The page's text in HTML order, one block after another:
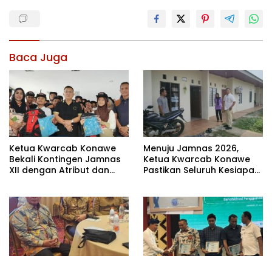
Baca Juga
Ketua Kwarcab Konawe
Bekali Kontingen Jamnas
XII dengan Atribut dan
Menuju Jamnas 2026,
Ketua Kwarcab Konawe
Pastikan Seluruh Kesiapan